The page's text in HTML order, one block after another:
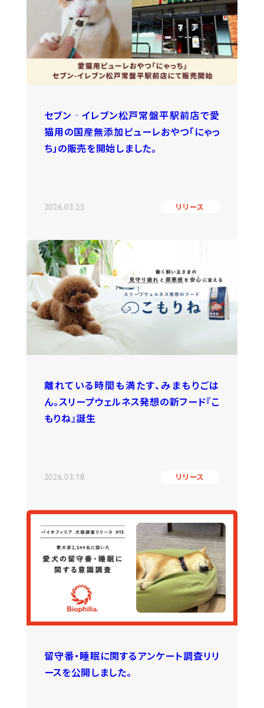
セブン‐イレブン松戸常盤平駅前店で愛
猫用の国産無添加ピューレおやつ「にゃっ
ち」の販売を開始しました。
2026.03.25 リリース
離れている時間も満たす、みまもりごは
ん。スリープウェルネス発想の新フード『こ
もりね』誕生
2026.03.18 リリース
留守番・睡眠に関するアンケート調査リリ
ースを公開しました。